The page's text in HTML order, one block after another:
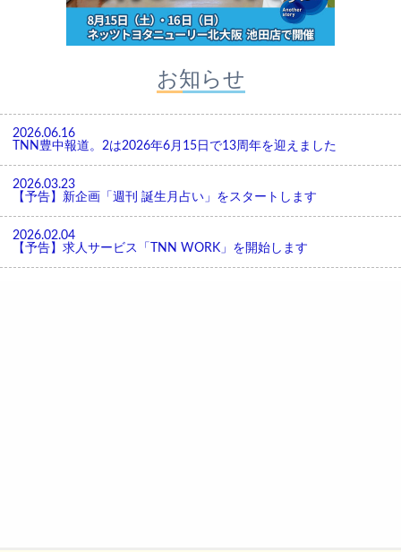
お知らせ
2026.06.16
TNN豊中報道。2は2026年6月15日で13周年を迎えました
2026.03.23
【予告】新企画「週刊 誕生月占い」をスタートします
2026.02.04
【予告】求人サービス「TNN WORK」を開始します